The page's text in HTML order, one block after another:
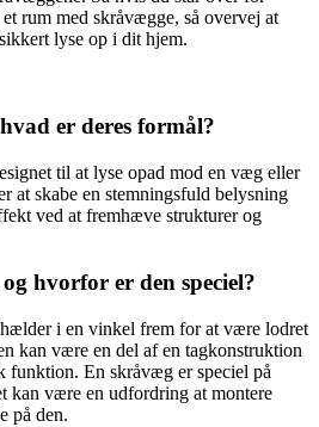
rum med skråvægge, så overvej at
lyse op i dit hjem.
er deres formål?
til at lyse opad mod en væg eller
at skabe en stemningsfuld belysning
ved at fremhæve strukturer og
hvorfor er den speciel?
i en vinkel frem for at være lodret
kan være en del af en tagkonstruktion
funktion. En skråvæg er speciel på
kan være en udfordring at montere
på den.